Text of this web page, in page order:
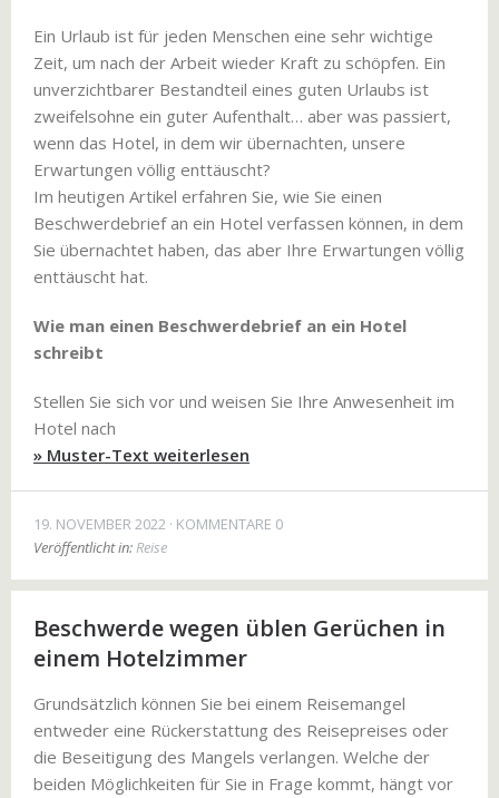
Ein Urlaub ist für jeden Menschen eine sehr wichtige
Zeit, um nach der Arbeit wieder Kraft zu schöpfen. Ein
unverzichtbarer Bestandteil eines guten Urlaubs ist
zweifelsohne ein guter Aufenthalt… aber was passiert,
wenn das Hotel, in dem wir übernachten, unsere
Erwartungen völlig enttäuscht?
Im heutigen Artikel erfahren Sie, wie Sie einen
Beschwerdebrief an ein Hotel verfassen können, in dem
Sie übernachtet haben, das aber Ihre Erwartungen völlig
enttäuscht hat.
Wie man einen Beschwerdebrief an ein Hotel
schreibt
Stellen Sie sich vor und weisen Sie Ihre Anwesenheit im
Hotel nach
» Muster-Text weiterlesen
19. NOVEMBER 2022 KOMMENTARE 0
Veröffentlicht in:Reise
Beschwerde wegen üblen Gerüchen in
einem Hotelzimmer
Grundsätzlich können Sie bei einem Reisemangel
entweder eine Rückerstattung des Reisepreises oder
die Beseitigung des Mangels verlangen. Welche der
beiden Möglichkeiten für Sie in Frage kommt, hängt vor